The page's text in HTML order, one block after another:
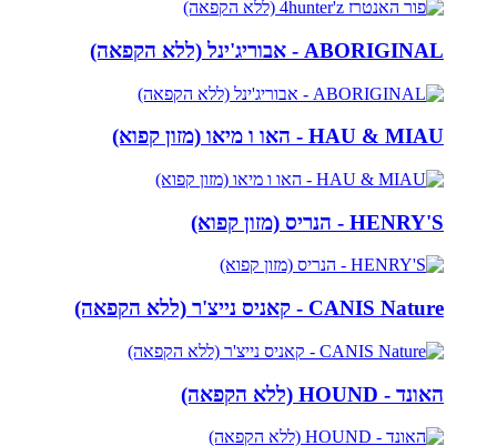
ABORIGINAL - אבוריג'ינל (ללא הקפאה)
HAU & MIAU - האו ו מיאו (מזון קפוא)
HENRY'S - הנריס (מזון קפוא)
CANIS Nature - קאניס נייצ'ר (ללא הקפאה)
האונד - HOUND (ללא הקפאה)